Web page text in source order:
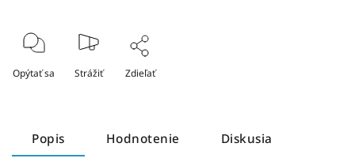
Opýtať sa Strážiť Zdieľať
Popis Hodnotenie Diskusia